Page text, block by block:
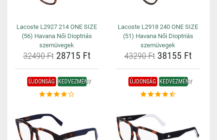
Lacoste L2927 214 ONE SIZE
(56) Havana Női Dioptriás
szemüvegek
32490 Ft28715 Ft
Lacoste L2918 240 ONE SIZE
(51) Havana Női Dioptriás
szemüvegek
43290 Ft38155 Ft
ÚJDONSÁG KEDVEZMÉNY ÚJDONSÁG KEDVEZMÉNY